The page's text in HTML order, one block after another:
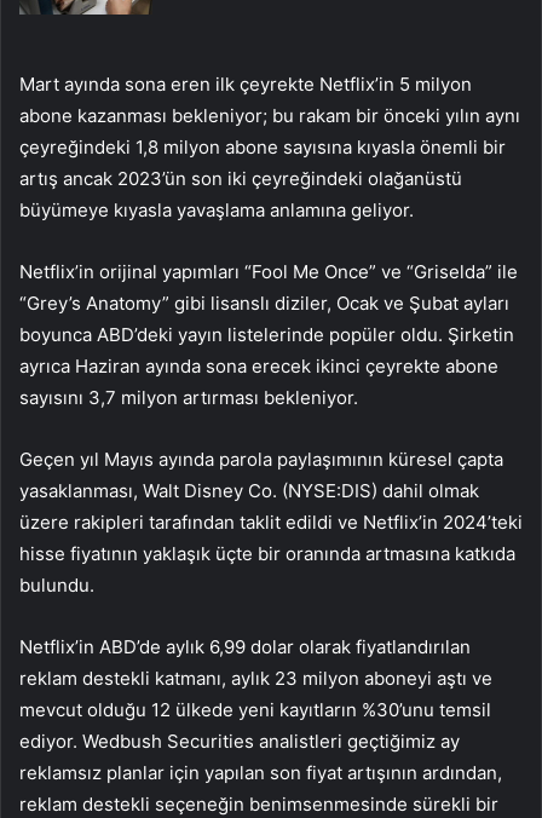
Mart ayında sona eren ilk çeyrekte Netflix’in 5 milyon
abone kazanması bekleniyor; bu rakam bir önceki yılın aynı
çeyreğindeki 1,8 milyon abone sayısına kıyasla önemli bir
artış ancak 2023’ün son iki çeyreğindeki olağanüstü
büyümeye kıyasla yavaşlama anlamına geliyor.
Netflix’in orijinal yapımları “Fool Me Once” ve “Griselda” ile
“Grey’s Anatomy” gibi lisanslı diziler, Ocak ve Şubat ayları
boyunca ABD’deki yayın listelerinde popüler oldu. Şirketin
ayrıca Haziran ayında sona erecek ikinci çeyrekte abone
sayısını 3,7 milyon artırması bekleniyor.
Geçen yıl Mayıs ayında parola paylaşımının küresel çapta
yasaklanması, Walt Disney Co. (NYSE:DIS) dahil olmak
üzere rakipleri tarafından taklit edildi ve Netflix’in 2024’teki
hisse fiyatının yaklaşık üçte bir oranında artmasına katkıda
bulundu.
Netflix’in ABD’de aylık 6,99 dolar olarak fiyatlandırılan
reklam destekli katmanı, aylık 23 milyon aboneyi aştı ve
mevcut olduğu 12 ülkede yeni kayıtların %30’unu temsil
ediyor. Wedbush Securities analistleri geçtiğimiz ay
reklamsız planlar için yapılan son fiyat artışının ardından,
reklam destekli seçeneğin benimsenmesinde sürekli bir